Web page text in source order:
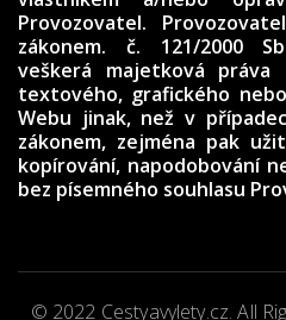
Provozovatel.
zákonem. č. 121/2000
veškerá majetková práva
textového, grafického
Webu jinak, než v
zákonem, zejména pak
kopírování, napodobování
bez písemného souhlasu
© 2022 Cestyavylety.cz. All